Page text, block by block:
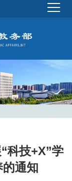
科技+X”学
通知